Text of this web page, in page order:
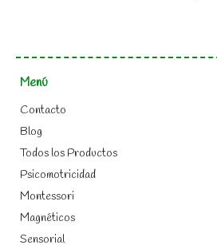
Menú
Contacto
Blog
Todos los Productos
Psicomotricidad
Montessori
Magnéticos
Sensorial